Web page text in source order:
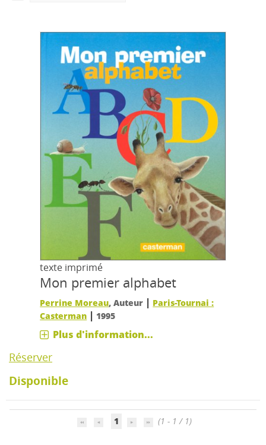
texte imprimé
Mon premier alphabet
Perrine Moreau, Auteur | Paris-Tournai :
Casterman | 1995
Plus d'information...
Réserver
Disponible
1 (1 - 1 / 1)